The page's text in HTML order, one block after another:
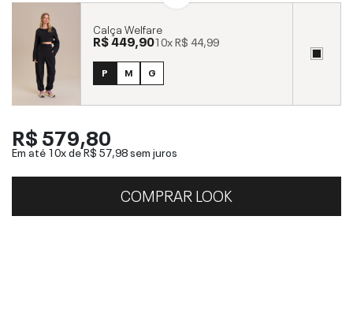
Calça Welfare
R$ 449,9010xR$ 44,99
P M G
R$ 579,80
Em até 10x deR$ 57,98sem juros
COMPRAR LOOK